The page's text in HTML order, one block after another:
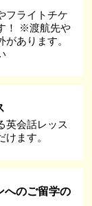
フライトチケ
！ ※渡航先や
あります。
英会話レッス
ます。
のご留学の